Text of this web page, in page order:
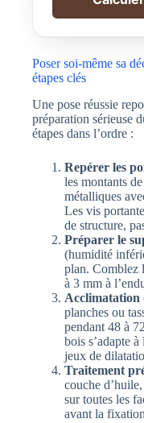
Poser soi-même sa
étapes clés
Une pose réussie
préparation sérieuse
étapes dans l’ordre :
Repérer les
les montants
métalliques
Les vis
de structure,
Préparer le
(humidité
plan. Comblez
à 3 mm à
Acclimatation
planches ou
pendant 48 à
bois s’adapte
jeux de
Traitement
couche
sur toutes les
avant la